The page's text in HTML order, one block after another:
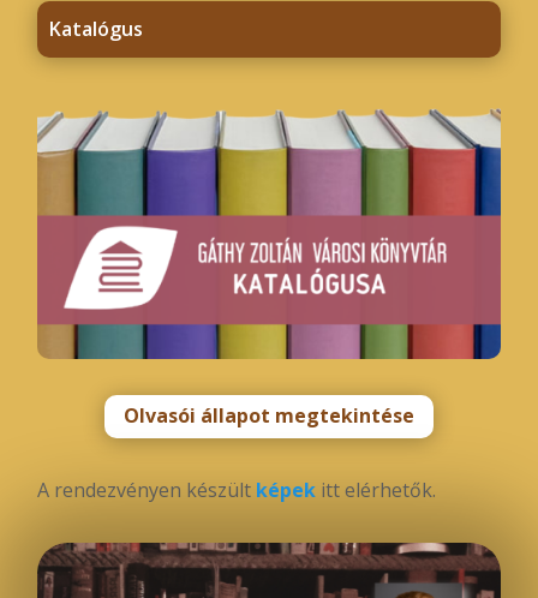
Katalógus
Olvasói állapot megtekintése
A rendezvényen készült képekitt elérhetők.